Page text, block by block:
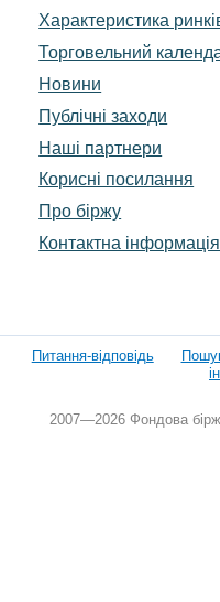
Характеристика
Торговельний
Новини
Публічні заходи
Наші партнери
Корисні посилання
Про біржу
Контактна інформація
Питання-відповідь
2007—2026 Фондова